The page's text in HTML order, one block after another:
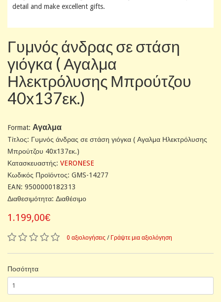
detail and make excellent gifts.
Γυμνός άνδρας σε στάση
γιόγκα ( Αγαλμα
Ηλεκτρόλυσης Μπρούτζου
40x137εκ.)
Format: Αγαλμα
Tίτλος: Γυμνός άνδρας σε στάση γιόγκα ( Αγαλμα Ηλεκτρόλυσης
Μπρούτζου 40x137εκ.)
Κατασκευαστής: VERONESE
Κωδικός Προϊόντος: GMS-14277
EAN: 9500000182313
Διαθεσιμότητα: Διαθέσιμο
1.199,00€
0 αξιολογήσεις / Γράψτε μια αξιολόγηση
Ποσότητα